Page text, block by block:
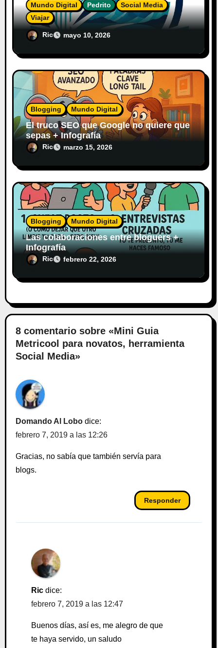
Mundo Digital
Pedrito
Social Media
Viajar
El Diario del Explorador Digital
Ric mayo 10, 2026
Blogging Mundo Digital
El truco SEO que Google no quiere que
sepas + Infografía
Ric marzo 15, 2026
Blogging Mundo Digital
Las colaboraciones entre bloguers +
Infografía
Ric febrero 22, 2026
8 comentario sobre «Mini Guia
Metricool para novatos, herramienta
Social Media»
Domando Al Lobo dice:
febrero 7, 2019 a las 12:26
Gracias, no sabía que también servía para
blogs.
Responder
Ric dice:
febrero 7, 2019 a las 12:47
Buenos días, así es, me alegro de que
te haya servido, un saludo